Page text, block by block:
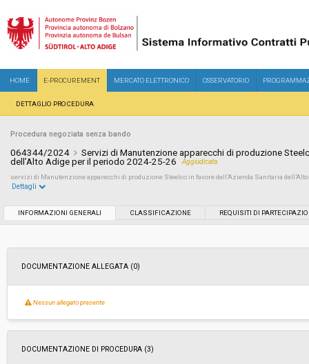
HOME E-PROCUREMENT MERCATO ELETTRONICO OSSERVATORIO
DETTAGLIO PROCEDURA
Procedura negoziata senza bando
064344/2024
Servizi di Manutenzione apparecchi di produzione
dell’Alto Adige per il periodo 2024-25-26
Aggiudicata
servizi di Manutenzione apparecchi di produzione Steelco in favore dell’Azienda Sanitaria dell’Alto
Data pubblicazione:
Svolgimento:
Dettagli
INFORMAZIONI GENERALI CLASSIFICAZIONE REQUISITI DI
DOCUMENTAZIONE ALLEGATA (0)
Nessun allegato presente
DOCUMENTAZIONE DI PROCEDURA (3)